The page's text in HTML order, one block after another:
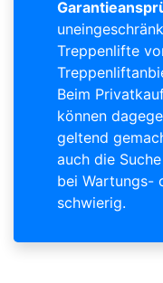
Treppenlifte
Beim
können
geltend
auch die
bei Wartungs-
schwierig.